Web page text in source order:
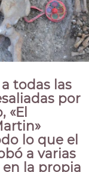
todas las
por
«El
lo que el
a varias
la propia